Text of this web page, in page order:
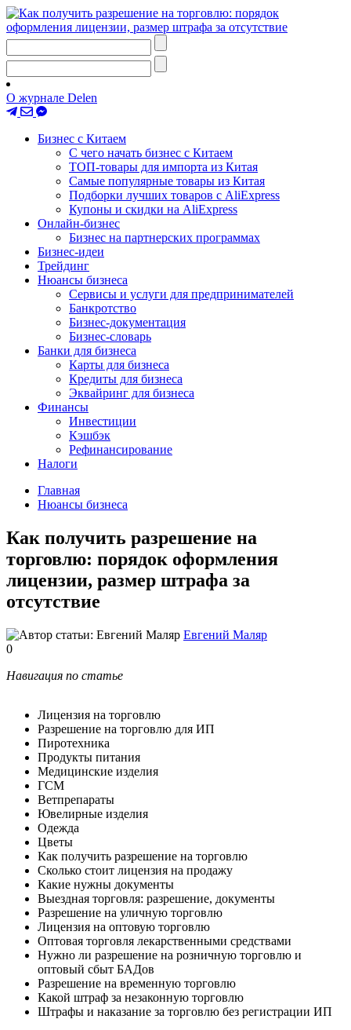
О журнале Delen
Бизнес с Китаем
С чего начать бизнес с Китаем
ТОП-товары для импорта из Китая
Самые популярные товары из Китая
Подборки лучших товаров с AliExpress
Купоны и скидки на AliExpress
Онлайн-бизнес
Бизнес на партнерских программах
Бизнес-идеи
Трейдинг
Нюансы бизнеса
Сервисы и услуги для предпринимателей
Банкротство
Бизнес-документация
Бизнес-словарь
Банки для бизнеса
Карты для бизнеса
Кредиты для бизнеса
Эквайринг для бизнеса
Финансы
Инвестиции
Кэшбэк
Рефинансирование
Налоги
Главная
Нюансы бизнеса
Как получить разрешение на
торговлю: порядок оформления
лицензии, размер штрафа за
отсутствие
Евгений Маляр
0
Навигация по статье
Лицензия на торговлю
Разрешение на торговлю для ИП
Пиротехника
Продукты питания
Медицинские изделия
ГСМ
Ветпрепараты
Ювелирные изделия
Одежда
Цветы
Как получить разрешение на торговлю
Сколько стоит лицензия на продажу
Какие нужны документы
Выездная торговля: разрешение, документы
Разрешение на уличную торговлю
Лицензия на оптовую торговлю
Оптовая торговля лекарственными средствами
Нужно ли разрешение на розничную торговлю и
оптовый сбыт БАДов
Разрешение на временную торговлю
Какой штраф за незаконную торговлю
Штрафы и наказание за торговлю без регистрации ИП